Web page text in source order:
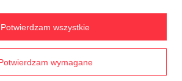
zareklamować produkt
Chcę zwrócić produkt
Kontakt
wymagane
Potwierdzam wszystkie